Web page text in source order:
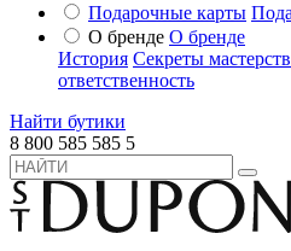
Подарочные карты
О бренде О бренде
История Секреты
ответственность
Найти бутики
8 800 585 585 5